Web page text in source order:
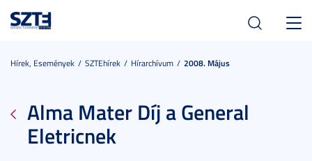
Hírek, Események SZTEhírek Hírarchívum 2008. Május
Alma Mater Díj a General
Eletricnek